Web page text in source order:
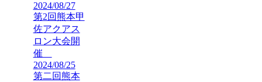
2024/08/27
第2回熊本甲
佐アクアス
ロン大会開
催
2024/08/25
第二回熊本